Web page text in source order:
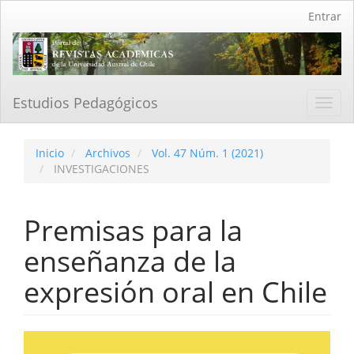
Contenido
principal
Barra
Entrar
Estudios Pedagógicos
Inicio Archivos
Vol. 47 Núm. 1 (2021)
INVESTIGACIONES
Premisas para la
enseñanza de la
expresión oral en Chile